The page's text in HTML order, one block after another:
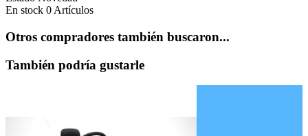
En stock 0 Artículos
Otros compradores también buscaron...
También podría gustarle